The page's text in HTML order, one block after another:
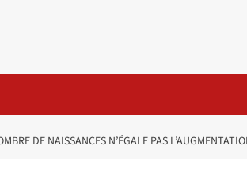
DE NAISSANCES N’ÉGALE PAS